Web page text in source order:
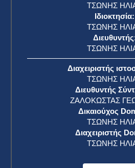
ΤΣΩΝΗΣ
Ιδιοκτησία:
ΤΣΩΝΗΣ
ΤΣΩΝΗΣ
Διαχειριστής
ΤΣΩΝΗΣ
Διευθυντής
ΖΑΛΟΚΩΣΤΑΣ
Δικαιούχος
ΤΣΩΝΗΣ
Διαχειριστής
ΤΣΩΝΗΣ